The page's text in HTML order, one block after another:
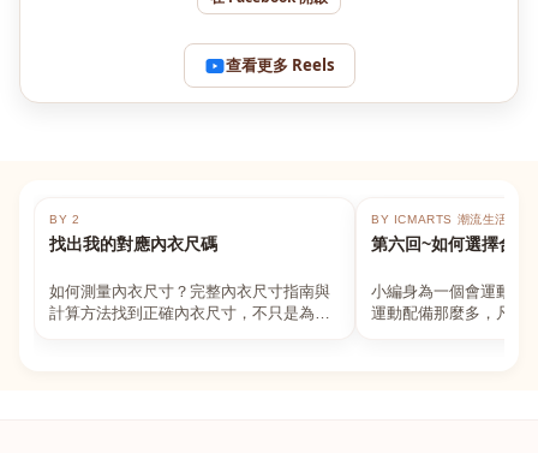
查看更多 Reels
BY 2
找出我的對應內衣尺碼
如何測量內衣尺寸？完整內衣尺寸指南與
計算方法找到正確內衣尺寸，不只是為了
BY ICMARTS 潮流生活百貨
第六回~如何選擇合適
小編身為一個會運動的
運動配備那麼多，凡舉